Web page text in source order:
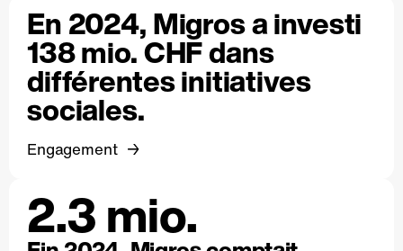
En 2024, Migros a investi
138 mio. CHF dans
différentes initiatives
sociales.
Engagement
2.3 mio.